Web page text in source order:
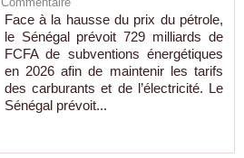
Face à la hausse du prix du pétrole,
le Sénégal prévoit 729 milliards de
FCFA de subventions énergétiques
en 2026 afin de maintenir les tarifs
des carburants et de l’électricité. Le
Sénégal prévoit...